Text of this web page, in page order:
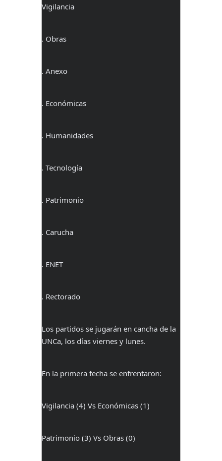
Vigilancia
. Obras
. Anexo
. Económicas
. Humanidades
. Tecnología
. Patrimonio
. Carucha
. ENET
. Rectorado
Los partidos se jugarán en cancha de la
UNCa, los días viernes y lunes.
En la primera fecha se enfrentaron:
Vigilancia (4) Vs Económicas (1)
Patrimonio (3) Vs Obras (0)